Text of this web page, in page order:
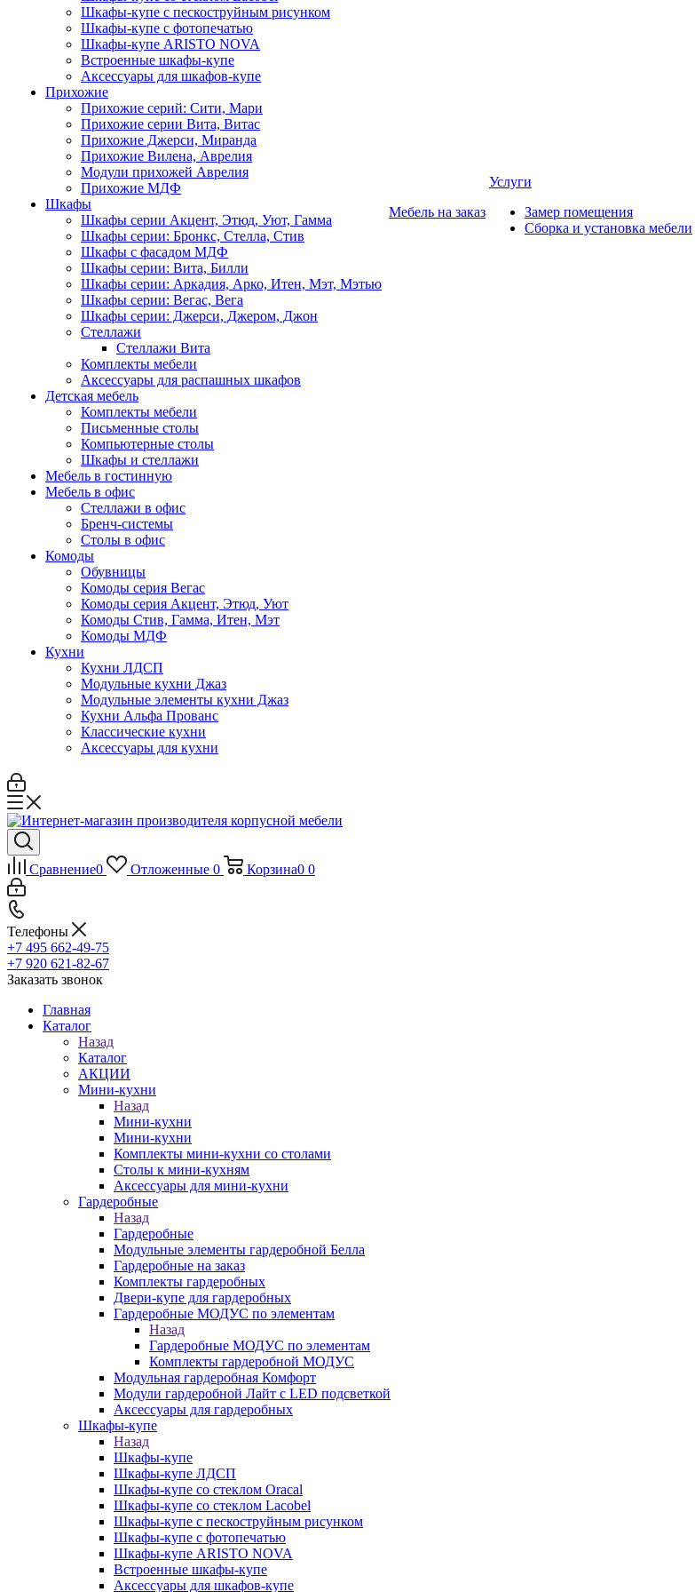
Шкафы-купе с пескоструйным рисунком
Шкафы-купе с фотопечатью
Шкафы-купе ARISTO NOVA
Встроенные шкафы-купе
Аксессуары для шкафов-купе
Прихожие
Прихожие серий: Сити, Мари
Прихожие серии Вита, Витас
Прихожие Джерси, Миранда
Прихожие Вилена, Аврелия
Модули прихожей Аврелия
Прихожие МДФ
Шкафы
Шкафы серии Акцент, Этюд, Уют, Гамма
Шкафы серии: Бронкс, Стелла, Стив
Шкафы с фасадом МДФ
Шкафы серии: Вита, Билли
Шкафы серии: Аркадия, Арко, Итен, Мэт, Мэтью
Шкафы серии: Вегас, Вега
Шкафы серии: Джерси, Джером, Джон
Стеллажи
Стеллажи Вита
Комплекты мебели
Аксессуары для распашных шкафов
Детская мебель
Комплекты мебели
Письменные столы
Компьютерные столы
Шкафы и стеллажи
Мебель в гостинную
Мебель в офис
Стеллажи в офис
Бренч-системы
Столы в офис
Комоды
Обувницы
Комоды серия Вегас
Комоды серия Акцент, Этюд, Уют
Комоды Стив, Гамма, Итен, Мэт
Комоды МДФ
Кухни
Кухни ЛДСП
Модульные кухни Джаз
Модульные элементы кухни Джаз
Кухни Альфа Прованс
Классические кухни
Аксессуары для кухни
Мебель на заказ
Услуги
Замер помещения
Сборка и установка мебели
Сравнение0 Отложенные 0 Корзина0 0
Телефоны
+7 495 662-49-75
+7 920 621-82-67
Заказать звонок
Главная
Каталог
Назад
Каталог
АКЦИИ
Мини-кухни
Назад
Мини-кухни
Мини-кухни
Комплекты мини-кухни со столами
Столы к мини-кухням
Аксессуары для мини-кухни
Гардеробные
Назад
Гардеробные
Модульные элементы гардеробной Белла
Гардеробные на заказ
Комплекты гардеробных
Двери-купе для гардеробных
Гардеробные МОДУС по элементам
Назад
Гардеробные МОДУС по элементам
Комплекты гардеробной МОДУС
Модульная гардеробная Комфорт
Модули гардеробной Лайт с LED подсветкой
Аксессуары для гардеробных
Шкафы-купе
Назад
Шкафы-купе
Шкафы-купе ЛДСП
Шкафы-купе со стеклом Oracal
Шкафы-купе со стеклом Lacobel
Шкафы-купе с пескоструйным рисунком
Шкафы-купе с фотопечатью
Шкафы-купе ARISTO NOVA
Встроенные шкафы-купе
Аксессуары для шкафов-купе